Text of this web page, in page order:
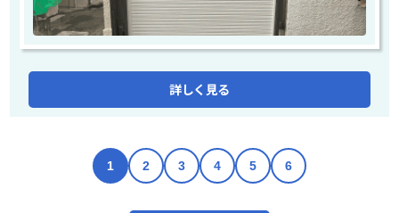
詳しく見る
1 2 3 4 5 6